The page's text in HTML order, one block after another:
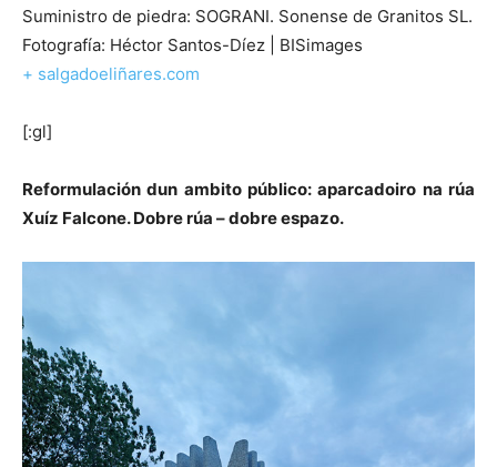
Suministro de piedra: SOGRANI. Sonense de Granitos SL.
Fotografía: Héctor Santos-Díez | BISimages
+ salgadoeliñares.com
[:gl]
Reformulación dun ambito público: aparcadoiro na rúa
Xuíz Falcone. Dobre rúa – dobre espazo.